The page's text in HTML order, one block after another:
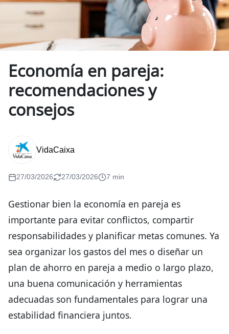
Economía en pareja:
recomendaciones y
consejos
VidaCaixa
27/03/2026 27/03/2026 7 min
Gestionar bien la economía en pareja es
importante para evitar conflictos, compartir
responsabilidades y planificar metas comunes. Ya
sea organizar los gastos del mes o diseñar un
plan de ahorro en pareja a medio o largo plazo,
una buena comunicación y herramientas
adecuadas son fundamentales para lograr una
estabilidad financiera juntos.